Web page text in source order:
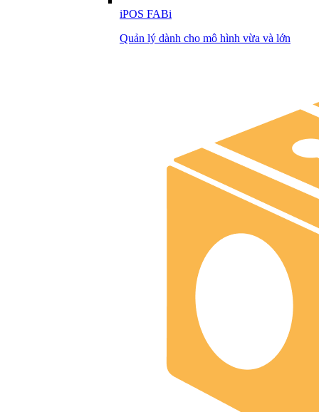
iPOS FABi
Quản lý dành cho mô hình vừa và lớn